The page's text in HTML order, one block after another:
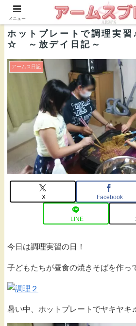
株式会社ＡＲＭ’Ｓ 公
ホットプレートで調理実習
☆ ～放デイ日記～
アームス日記
X Facebook
LINE
今日は調理実習の日！
子どもたちが昼食の焼きそばを作っ
暑い中、ホットプレートでヤキヤ
メニュー